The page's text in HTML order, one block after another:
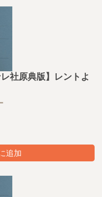
社原典版】レントよ
追加